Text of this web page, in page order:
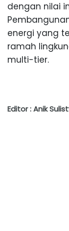
dengan nilai
energi yang
ramah
multi-tier.
Editor : Anik